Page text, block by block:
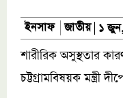
ইনসাফ জাতীয় ১
শারীরিক অসুস্থতার
চট্টগ্রামবিষয়ক মন্ত্রী